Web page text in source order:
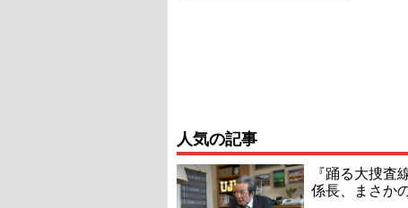
人気の記事
『踊る大捜
係長、まさか